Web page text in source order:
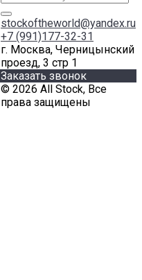
stockoftheworld@yandex.ru
+7 (991)177-32-31
г. Москва, Черницынский
проезд, 3 стр 1
Заказать звонок
© 2026 All Stock, Все
права защищены